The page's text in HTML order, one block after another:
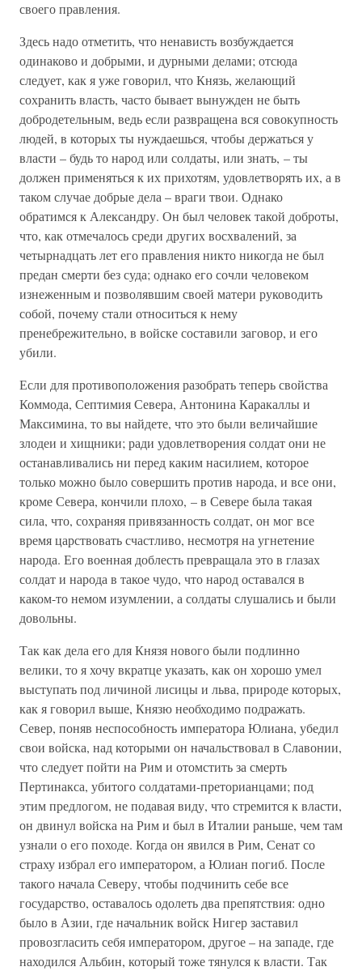
своего правления.
Здесь надо отметить, что ненависть возбуждается
одинаково и добрыми, и дурными делами; отсюда
следует, как я уже говорил, что Князь, желающий
сохранить власть, часто бывает вынужден не быть
добродетельным, ведь если развращена вся совокупность
людей, в которых ты нуждаешься, чтобы держаться у
власти – будь то народ или солдаты, или знать, – ты
должен применяться к их прихотям, удовлетворять их, а в
таком случае добрые дела – враги твои. Однако
обратимся к Александру. Он был человек такой доброты,
что, как отмечалось среди других восхвалений, за
четырнадцать лет его правления никто никогда не был
предан смерти без суда; однако его сочли человеком
изнеженным и позволявшим своей матери руководить
собой, почему стали относиться к нему
пренебрежительно, в войске составили заговор, и его
убили.
Если для противоположения разобрать теперь свойства
Коммода, Септимия Севера, Антонина Каракаллы и
Максимина, то вы найдете, что это были величайшие
злодеи и хищники; ради удовлетворения солдат они не
останавливались ни перед каким насилием, которое
только можно было совершить против народа, и все они,
кроме Севера, кончили плохо, – в Севере была такая
сила, что, сохраняя привязанность солдат, он мог все
время царствовать счастливо, несмотря на угнетение
народа. Его военная доблесть превращала это в глазах
солдат и народа в такое чудо, что народ оставался в
каком-то немом изумлении, а солдаты слушались и были
довольны.
Так как дела его для Князя нового были подлинно
велики, то я хочу вкратце указать, как он хорошо умел
выступать под личиной лисицы и льва, природе которых,
как я говорил выше, Князю необходимо подражать.
Север, поняв неспособность императора Юлиана, убедил
свои войска, над которыми он начальствовал в Славонии,
что следует пойти на Рим и отомстить за смерть
Пертинакса, убитого солдатами-преторианцами; под
этим предлогом, не подавая виду, что стремится к власти,
он двинул войска на Рим и был в Италии раньше, чем там
узнали о его походе. Когда он явился в Рим, Сенат со
страху избрал его императором, а Юлиан погиб. После
такого начала Северу, чтобы подчинить себе все
государство, оставалось одолеть два препятствия: одно
было в Азии, где начальник войск Нигер заставил
провозгласить себя императором, другое – на западе, где
находился Альбин, который тоже тянулся к власти. Так